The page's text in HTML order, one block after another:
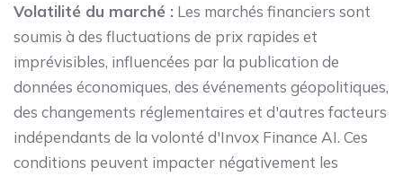
Volatilité du marché : Les marchés financiers sont
soumis à des fluctuations de prix rapides et
imprévisibles, influencées par la publication de
données économiques, des événements géopolitiques,
des changements réglementaires et d'autres facteurs
indépendants de la volonté d'Invox Finance AI. Ces
conditions peuvent impacter négativement les